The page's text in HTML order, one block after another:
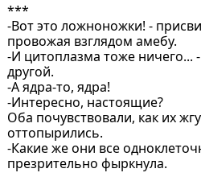
***
-Вот это ложноножки! -
провожая взглядом амебу.
-И цитоплазма тоже ничего...
другой.
-А ядра-то, ядра!
-Интересно, настоящие?
Оба почувствовали, как их
оттопырились.
-Какие же они все
презрительно фыркнула.